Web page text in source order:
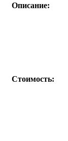
Описание:
Стоимость: